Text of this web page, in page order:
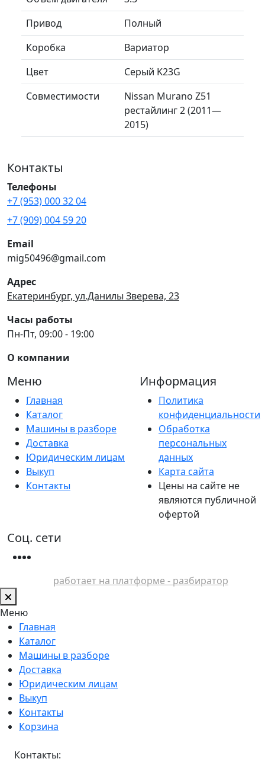
Привод
Полный
Коробка
Вариатор
Цвет
Серый K23G
Совместимости
Nissan Murano Z51
рестайлинг 2 (2011—
2015)
Контакты
Телефоны
+7 (953) 000 32 04
+7 (909) 004 59 20
Email
mig50496@gmail.com
Адрес
Екатеринбург, ул.Данилы Зверева, 23
Часы работы
Пн-Пт, 09:00 - 19:00
О компании
Меню
Главная
Каталог
Машины в разборе
Доставка
Юридическим лицам
Выкуп
Контакты
Информация
Политика
конфиденциальности
Обработка
персональных
данных
Карта сайта
Цены на сайте не
являются публичной
офертой
Соц. сети
работает на платформе - разбиратор
Меню
Главная
Каталог
Машины в разборе
Доставка
Юридическим лицам
Выкуп
Контакты
Корзина
Контакты: